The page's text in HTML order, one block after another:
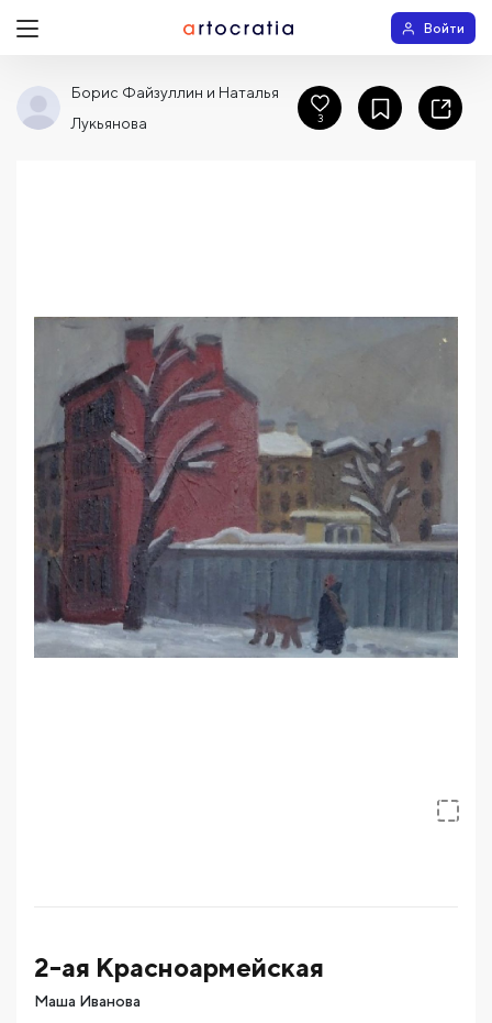
Войти
2-ая Красноармейская
Маша Иванова
Борис Файзуллин и Наталья
Лукьянова
3